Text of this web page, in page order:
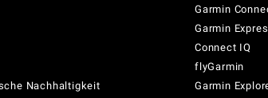
Nachhaltigkeit
Garmin
Garmin
Connect IQ
flyGarmin
Garmin